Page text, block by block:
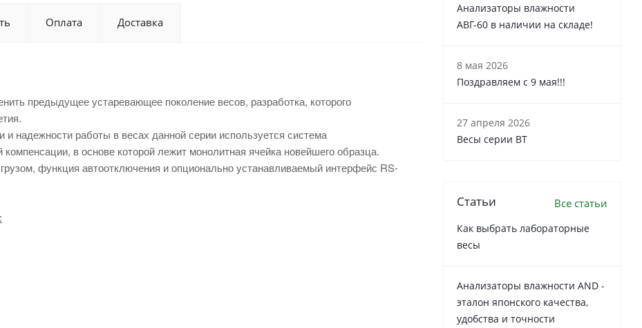
Оплата Доставка
предыдущее устаревающее поколение весов, разработка, которого
надежности работы в весах данной серии используется система
в основе которой лежит монолитная ячейка новейшего образца.
функция автоотключения и опционально устанавливаемый интерфейс RS-
Анализаторы влажности
АВГ-60 в наличии на складе!
8 мая 2026
Поздравляем с 9 мая!!!
27 апреля 2026
Весы серии ВТ
Статьи Все статьи
Как выбрать лабораторные
весы
Анализаторы влажности AND -
эталон японского качества,
удобства и точности